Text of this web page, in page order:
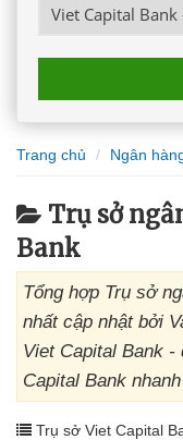
Trang chủ Ngân
Trụ sở
Bank
Tổng hợp Trụ sở
nhất cập nhật bởi
Viet Capital Bank -
Capital Bank
Trụ sở Viet Capital